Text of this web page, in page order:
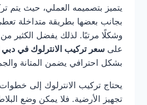
يتميز بتصميمه العملي، حيث يتم
بجانب بعضها بطريقة متداخلة تعطي
وشكلًا مرتبًا. لذلك يفضل الكثير من
على سعر تركيب الانترلوك في دبي
بشكل احترافي يضمن المتانة
يحتاج تركيب الانترلوك إلى
تجهيز الأرضية. فلا يمكن وضع